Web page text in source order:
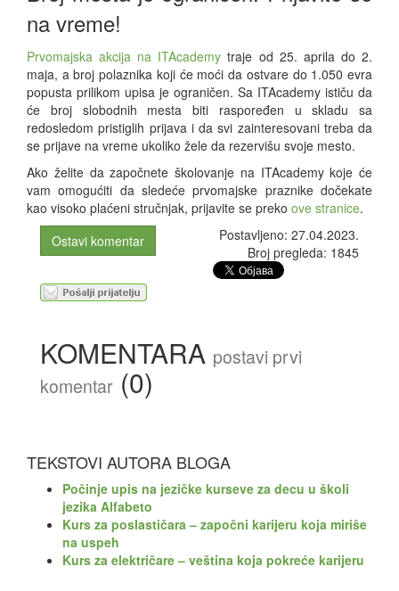
na vreme!
Prvomajska akcija na ITAcademy traje od 25. aprila do 2.
maja, a broj polaznika koji će moći da ostvare do 1.050 evra
popusta prilikom upisa je ograničen. Sa ITAcademy ističu da
će broj slobodnih mesta biti raspoređen u skladu sa
redosledom pristiglih prijava i da svi zainteresovani treba da
se prijave na vreme ukoliko žele da rezervišu svoje mesto.
Ako želite da započnete školovanje na ITAcademy koje će
vam omogućiti da sledeće prvomajske praznike dočekate
kao visoko plaćeni stručnjak, prijavite se preko ove stranice.
Ostavi komentar
Postavljeno: 27.04.2023.
Broj pregleda: 1845
KOMENTARA postavi prvi
komentar (0)
TEKSTOVI AUTORA BLOGA
Počinje upis na jezičke kurseve za decu u školi
jezika Alfabeto
Kurs za poslastičara – započni karijeru koja miriše
na uspeh
Kurs za električare – veština koja pokreće karijeru